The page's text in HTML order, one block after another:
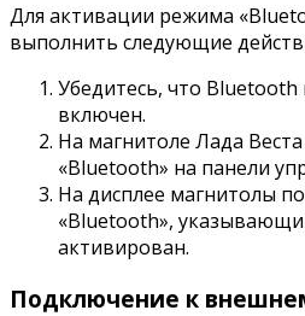
Для активации режима
выполнить следующие
Убедитесь, что
включен.
На магнитоле Лада
«Bluetooth» на панели
На дисплее магнитолы
«Bluetooth»,
активирован.
Подключение к